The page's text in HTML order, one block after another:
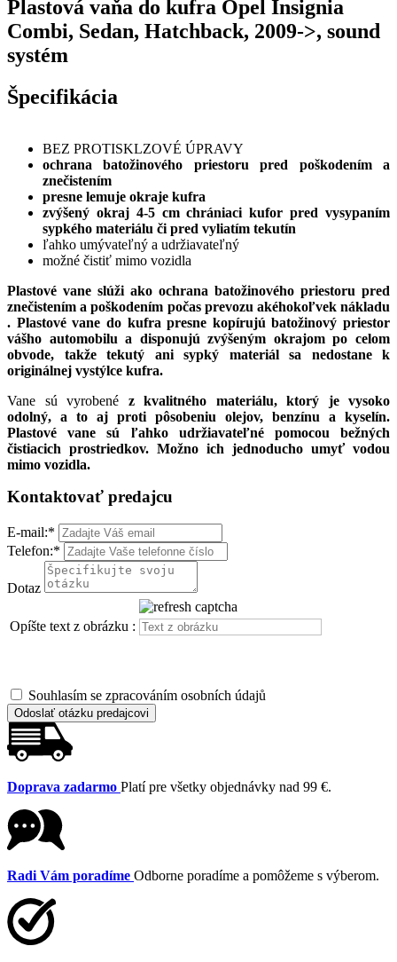
Plastová vaňa do kufra Opel Insignia
Combi, Sedan, Hatchback, 2009->, sound
systém
Špecifikácia
BEZ PROTISKLZOVÉ ÚPRAVY
ochrana batožinového priestoru pred poškodením a
znečistením
presne lemuje okraje kufra
zvýšený okraj 4-5 cm chrániaci kufor pred vysypaním
sypkého materiálu či pred vyliatím tekutín
ľahko umývateľný a udržiavateľný
možné čistiť mimo vozidla
Plastové vane slúži ako ochrana batožinového priestoru pred
znečistením a poškodením počas prevozu akéhokoľvek nákladu
. Plastové vane do kufra presne kopírujú batožinový priestor
vášho automobilu a disponujú zvýšeným okrajom po celom
obvode, takže tekutý ani sypký materiál sa nedostane k
originálnej vystýlce kufra.
Vane sú vyrobené z kvalitného materiálu, ktorý je vysoko
odolný, a to aj proti pôsobeniu olejov, benzínu a kyselín.
Plastové vane sú ľahko udržiavateľné pomocou bežných
čistiacich prostriedkov. Možno ich jednoducho umyť vodou
mimo vozidla.
Kontaktovať predajcu
E-mail:*
Telefon:*
Dotaz
Opíšte text z obrázku :
Souhlasím se zpracováním osobních údajů
Odoslať otázku predajcovi
Doprava zadarmo Platí pre všetky objednávky nad 99 €.
Radi Vám poradíme Odborne poradíme a pomôžeme s výberom.